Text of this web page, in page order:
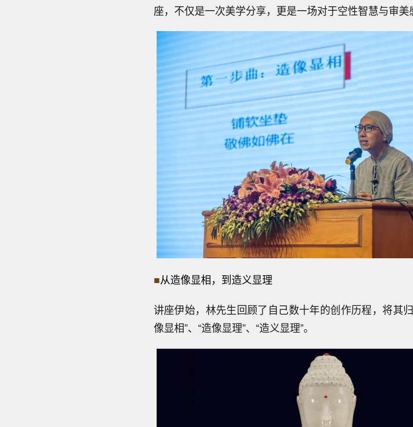
座，不仅是一次美学分享，更是一场对于空性智慧与审美
■从造像显相，到造义显理
讲座伊始，林先生回顾了自己数十年的创作历程，将其
像显相”、“造像显理”、“造义显理”。